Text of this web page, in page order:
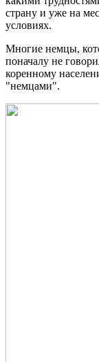
страну и уже на
условиях.
Многие немцы,
поначалу не
коренному
"немцами".